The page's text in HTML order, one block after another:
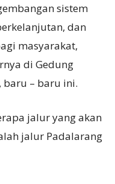
sistem
dan
masyarakat,
di Gedung
baru – baru ini.
jalur yang akan
jalur Padalarang